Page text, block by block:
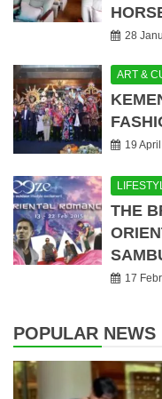
28
ART &
19
THE
17
POPULAR NEWS